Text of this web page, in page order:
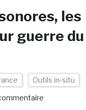
les
guerre du
Outils in-situ